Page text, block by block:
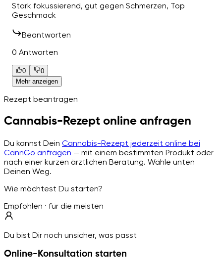
Stark fokussierend, gut gegen Schmerzen, Top
Geschmack
Beantworten
0 Antworten
0
0
Mehr anzeigen
Rezept beantragen
Cannabis-Rezept online anfragen
Du kannst Dein Cannabis-Rezept jederzeit online bei
CannGo anfragen — mit einem bestimmten Produkt oder
nach einer kurzen ärztlichen Beratung. Wähle unten
Deinen Weg.
Wie möchtest Du starten?
Empfohlen · für die meisten
Du bist Dir noch unsicher, was passt
Online-Konsultation starten